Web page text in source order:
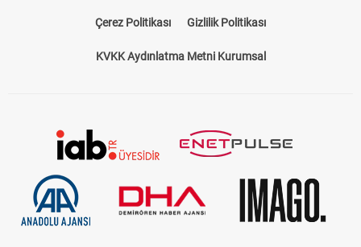
Çerez Politikası Gizlilik Politikası
KVKK Aydınlatma Metni Kurumsal